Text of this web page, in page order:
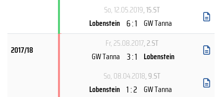
So, 12.05.2019, 15.ST
Lobenstein 6 : 1 GW Tanna
2017/18
Fr, 25.08.2017, 2.ST
GW Tanna 3 : 1 Lobenstein
So, 08.04.2018, 9.ST
Lobenstein 1 : 2 GW Tanna